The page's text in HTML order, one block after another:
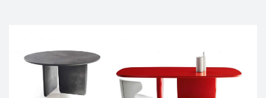
LEXON
LIGNE ROSET